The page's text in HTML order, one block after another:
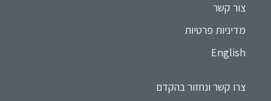
צור קשר
מדיניות פרטיות
English
צרו קשר ונחזור בהקדם